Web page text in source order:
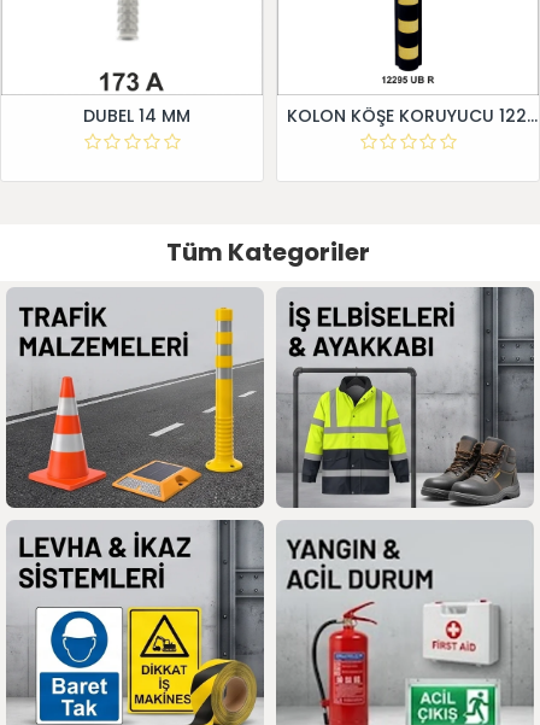
DUBEL 14 MM KOLON KÖŞE KORUYUCU 12295 UB R
Tüm Kategoriler